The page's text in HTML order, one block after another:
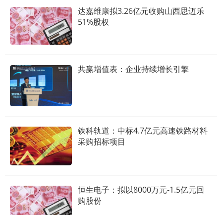
达嘉维康拟3.26亿元收购山西思迈乐
51%股权
共赢增值表：企业持续增长引擎
铁科轨道：中标4.7亿元高速铁路材料
采购招标项目
恒生电子：拟以8000万元-1.5亿元回
购股份